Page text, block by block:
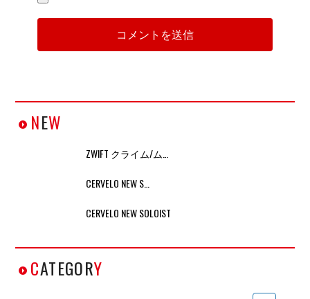
NEW
ZWIFT クライム/ム…
CERVELO NEW S…
CERVELO NEW SOLOIST
CATEGORY